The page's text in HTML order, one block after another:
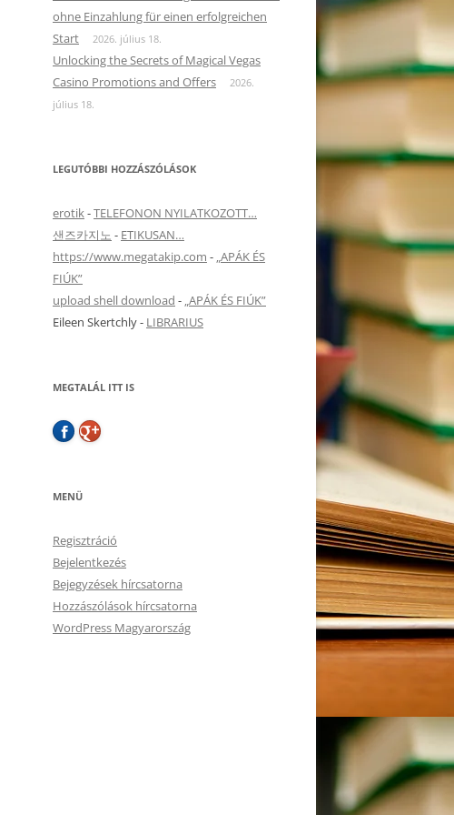
ohne Einzahlung für einen erfolgreichen
Start
2026. július 18.
Unlocking the Secrets of Magical Vegas
Casino Promotions and Offers
2026.
július 18.
LEGUTÓBBI HOZZÁSZÓLÁSOK
erotik-TELEFONON NYILATKOZOTT…
샌즈카지노 - ETIKUSAN…
https://www.megatakip.com - „APÁK ÉS
FIÚK”
upload shell download - „APÁK ÉS FIÚK”
Eileen Skertchly- LIBRARIUS
MEGTALÁL ITT IS
MENÜ
Regisztráció
Bejelentkezés
Bejegyzések hírcsatorna
Hozzászólások hírcsatorna
WordPress Magyarország